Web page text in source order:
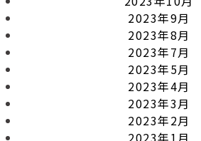
2023年9月
2023年8月
2023年7月
2023年5月
2023年4月
2023年3月
2023年2月
2023年1月